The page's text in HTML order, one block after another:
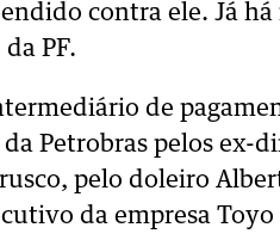
contra ele. Já
PF.
de
Petrobras pelos ex-
pelo doleiro
da empresa